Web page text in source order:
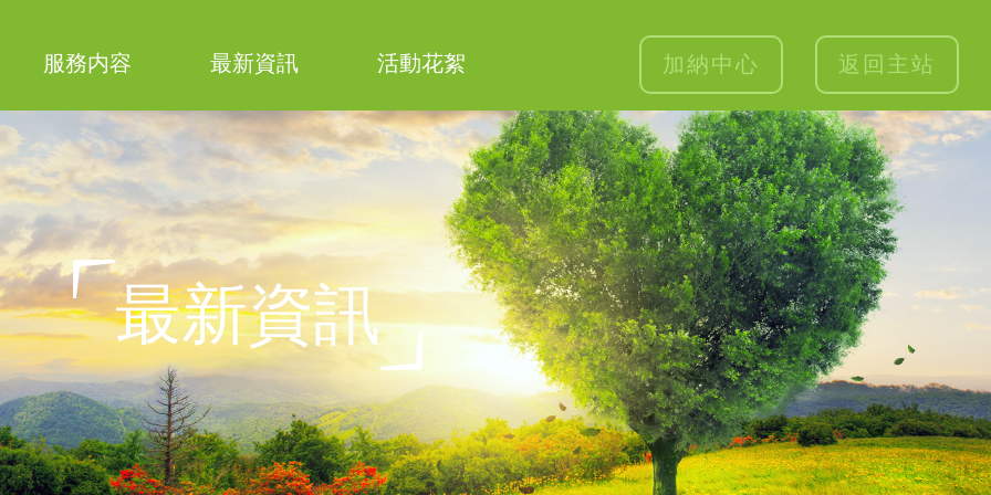
服務内容 最新資訊
活動消息
表格下載
活動花絮 加納中心 返回主站
最新資訊